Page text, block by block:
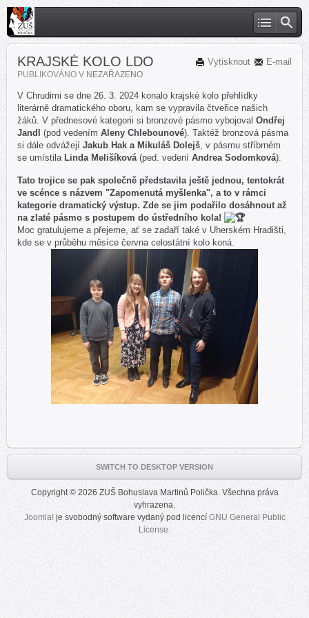
E-mail
Vytisknout
KRAJSKÉ KOLO LDO
PUBLIKOVÁNO V NEZAŘAZENO
V Chrudimi se dne 26. 3. 2024 konalo krajské kolo přehlídky
literárně dramatického oboru, kam se vypravila čtveřice našich
žáků. V přednesové kategorii si bronzové pásmo vybojoval Ondřej
Jandl
(pod vedením Aleny Chlebounové). Taktéž bronzová pásma
si dále odvážejí Jakub Hak a Mikuláš Dolejš, v pásmu stříbrném
se umístila Linda Melišíková(ped. vedení Andrea Sodomková).
Tato trojice se pak společně představila ještě jednou, tentokrát
ve scénce s názvem "Zapomenutá myšlenka", a to v rámci
kategorie dramatický výstup. Zde se jim podařilo dosáhnout až
na zlaté pásmo s postupem do ústředního kola!
Moc gratulujeme a přejeme, ať se zadaří také v Uherském Hradišti,
kde se v průběhu měsíce června celostátní kolo koná.
SWITCH TO DESKTOP VERSION
Copyright © 2026 ZUŠ Bohuslava Martinů Polička. Všechna práva
vyhrazena.
Joomla!je svobodný software vydaný pod licencí GNU General Public
License.